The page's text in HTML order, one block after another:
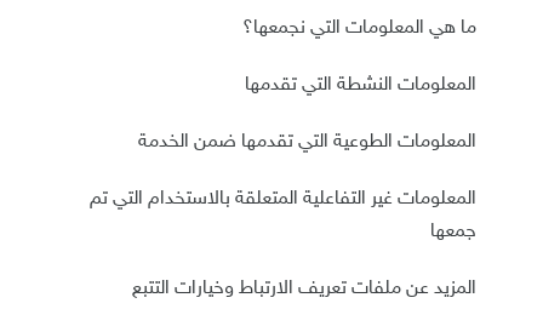
البيانات التي يحفظها هذا الموقع
طلب حذف بياناتك
ما هي المعلومات التي نجمعها؟
المعلومات النشطة التي تقدمها
المعلومات الطوعية التي تقدمها ضمن الخدمة
المعلومات غير التفاعلية المتعلقة بالاستخدام التي تم
جمعها
المزيد عن ملفات تعريف الارتباط وخيارات التتبع